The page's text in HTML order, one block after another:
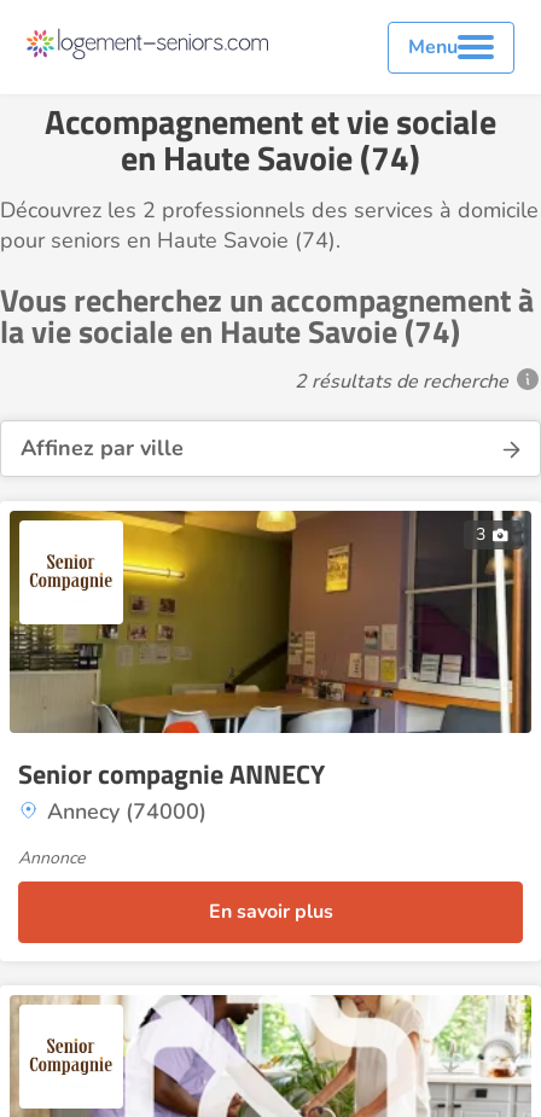
Menu
Accompagnement et vie sociale
en Haute Savoie (74)
Découvrez les 2 professionnels des services à domicile
pour seniors en Haute Savoie (74).
Vous recherchez un accompagnement à
la vie sociale en Haute Savoie (74)
2 résultats de recherche
Affinez par ville
3
Senior compagnie ANNECY
Annecy (74000)
Annonce
En savoir plus